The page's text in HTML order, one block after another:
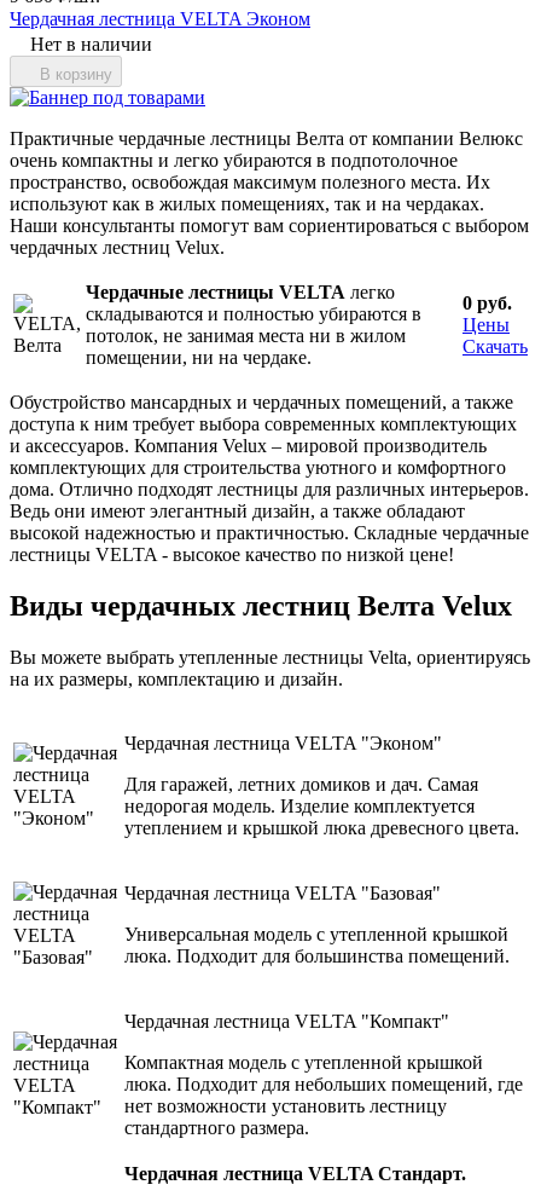
Чердачная лестница VELTA Эконом
Нет в наличии
В корзину
Практичные чердачные лестницы Велта от компании Велюкс
очень компактны и легко убираются в подпотолочное
пространство, освобождая максимум полезного места. Их
используют как в жилых помещениях, так и на чердаках.
Наши консультанты помогут вам сориентироваться с выбором
чердачных лестниц Velux.
Чердачные лестницы VELTA легко
складываются и полностью убираются в
потолок, не занимая места ни в жилом
помещении, ни на чердаке.
0 руб.
Цены
Скачать
Обустройство мансардных и чердачных помещений, а также
доступа к ним требует выбора современных комплектующих
и аксессуаров. Компания Velux – мировой производитель
комплектующих для строительства уютного и комфортного
дома. Отлично подходят лестницы для различных интерьеров.
Ведь они имеют элегантный дизайн, а также обладают
высокой надежностью и практичностью. Складные чердачные
лестницы VELTA - высокое качество по низкой цене!
Виды чердачных лестниц Велта Velux
Вы можете выбрать утепленные лестницы Velta, ориентируясь
на их размеры, комплектацию и дизайн.
Чердачная лестница VELTA "Эконом"
Для гаражей, летних домиков и дач. Самая
недорогая модель. Изделие комплектуется
утеплением и крышкой люка древесного цвета.
Чердачная лестница VELTA "Базовая"
Универсальная модель с утепленной крышкой
люка. Подходит для большинства помещений.
Чердачная лестница VELTA "Компакт"
Компактная модель с утепленной крышкой
люка. Подходит для небольших помещений, где
нет возможности установить лестницу
стандартного размера.
Чердачная лестница VELTA Стандарт.